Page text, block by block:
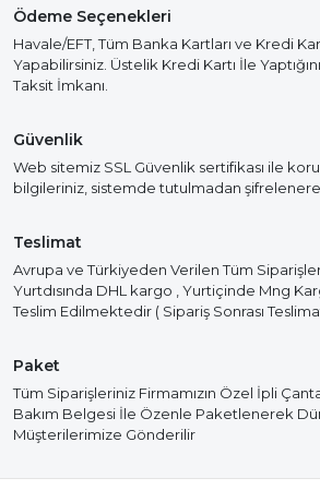
Ödeme Seçenekleri
Havale/EFT, Tüm Banka Kartları ve Kredi
Yapabilirsiniz. Üstelik Kredi Kartı İle
Taksit İmkanı.
Güvenlik
Web sitemiz SSL Güvenlik sertifikası ile
bilgileriniz, sistemde tutulmadan
Teslimat
Avrupa ve Türkiyeden Verilen Tüm
Yurtdısında DHL kargo , Yurtiçinde Mng
Teslim Edilmektedir ( Sipariş Sonrası
Paket
Tüm Siparişleriniz Firmamızın Özel İpli
Bakım Belgesi İle Özenle Paketlenerek
Müşterilerimize Gönderilir